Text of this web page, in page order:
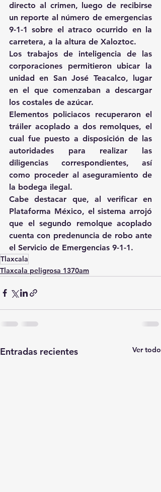
directo al crimen, luego de recibirse
un reporte al número de emergencias
9-1-1 sobre el atraco ocurrido en la
carretera, a la altura de Xaloztoc.
Los trabajos de inteligencia de las
corporaciones permitieron ubicar la
unidad en San José Teacalco, lugar
en el que comenzaban a descargar
los costales de azúcar.
Elementos policiacos recuperaron el
tráiler acoplado a dos remolques, el
cual fue puesto a disposición de las
autoridades para realizar las
diligencias correspondientes, así
como proceder al aseguramiento de
la bodega ilegal.
Cabe destacar que, al verificar en
Plataforma México, el sistema arrojó
que el segundo remolque acoplado
cuenta con predenuncia de robo ante
el Servicio de Emergencias 9-1-1.
Tlaxcala
Tlaxcala peligrosa 1370am
Entradas recientes Ver todo